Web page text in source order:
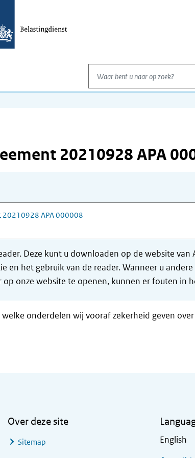
Waar bent u naar op zoek?
20210928 APA
20210928 APA 000008
Deze kunt u downloaden op de website van
en het gebruik van de reader. Wanneer u
onze website te openen, kunnen er fouten in
onderdelen wij vooraf zekerheid geven
Over deze site
Sitemap
English